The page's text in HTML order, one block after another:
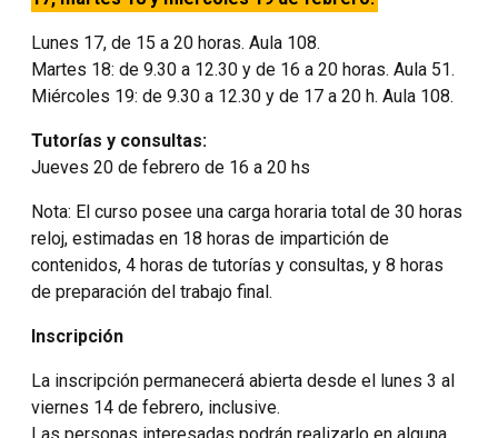
Lunes 17, de 15 a 20 horas. Aula 108.
Martes 18: de 9.30 a 12.30 y de 16 a 20 horas. Aula 51.
Miércoles 19: de 9.30 a 12.30 y de 17 a 20 h. Aula 108.
Tutorías y consultas:
Jueves 20 de febrero de 16 a 20 hs
Nota: El curso posee una carga horaria total de 30 horas
reloj, estimadas en 18 horas de impartición de
contenidos, 4 horas de tutorías y consultas, y 8 horas
de preparación del trabajo final.
Inscripción
La inscripción permanecerá abierta desde el lunes 3 al
viernes 14 de febrero, inclusive.